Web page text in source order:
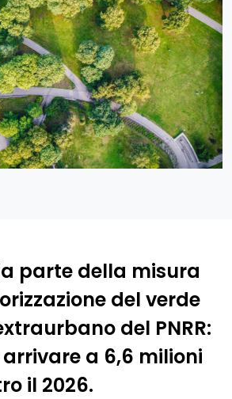
parte della misura
del verde
del PNRR:
arrivare a 6,6 milioni
il 2026.